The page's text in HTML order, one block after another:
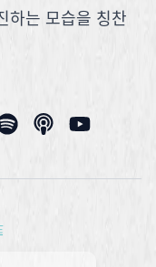
하는 모습을 칭찬